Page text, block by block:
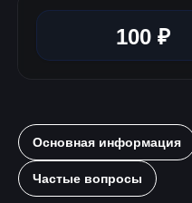
100 ₽
Основная информация
Частые вопросы